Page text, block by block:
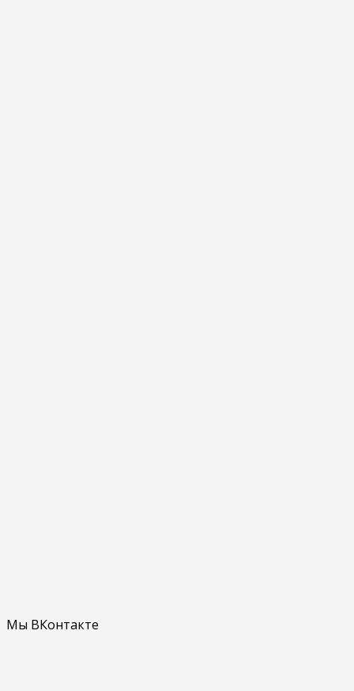
Мы ВКонтакте